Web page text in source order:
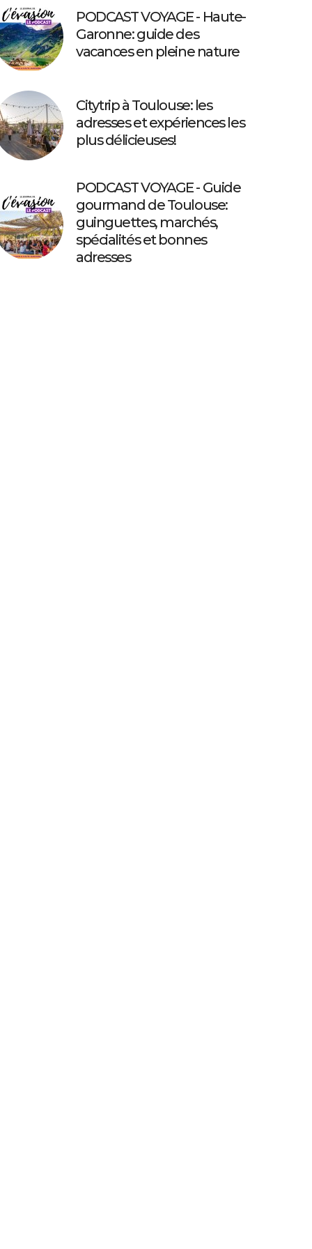
PODCAST VOYAGE - Haute-
Garonne: guide des
vacances en pleine nature
Citytrip à Toulouse: les
adresses et expériences les
plus délicieuses!
PODCAST VOYAGE - Guide
gourmand de Toulouse:
guinguettes, marchés,
spécialités et bonnes
adresses